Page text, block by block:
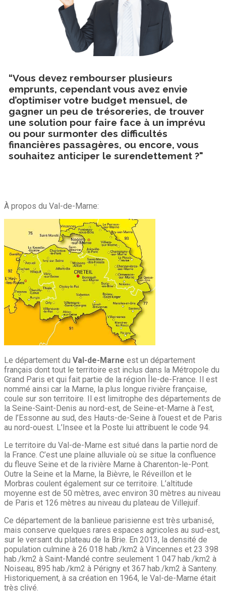
“Vous devez rembourser plusieurs
emprunts, cependant vous avez envie
d’optimiser votre budget mensuel, de
gagner un peu de trésoreries, de trouver
une solution pour faire face à un imprévu
ou pour surmonter des difficultés
financières passagères, ou encore, vous
souhaitez anticiper le surendettement ?"
À propos du Val-de-Marne:
Le département du Val-de-Marne est un département
français dont tout le territoire est inclus dans la Métropole du
Grand Paris et qui fait partie de la région Île-de-France. Il est
nommé ainsi car la Marne, la plus longue rivière française,
coule sur son territoire. Il est limitrophe des départements de
la Seine-Saint-Denis au nord-est, de Seine-et-Marne à l’est,
de l’Essonne au sud, des Hauts-de-Seine à l’ouest et de Paris
au nord-ouest. L’Insee et la Poste lui attribuent le code 94.
Le territoire du Val-de-Marne est situé dans la partie nord de
la France. C’est une plaine alluviale où se situe la confluence
du fleuve Seine et de la rivière Marne à Charenton-le-Pont.
Outre la Seine et la Marne, la Bièvre, le Réveillon et le
Morbras coulent également sur ce territoire. L’altitude
moyenne est de 50 mètres, avec environ 30 mètres au niveau
de Paris et 126 mètres au niveau du plateau de Villejuif.
Ce département de la banlieue parisienne est très urbanisé,
mais conserve quelques rares espaces agricoles au sud-est,
sur le versant du plateau de la Brie. En 2013, la densité de
population culmine à 26 018 hab./km2 à Vincennes et 23 398
hab./km2 à Saint-Mandé contre seulement 1 047 hab./km2 à
Noiseau, 895 hab./km2 à Périgny et 367 hab./km2 à Santeny.
Historiquement, à sa création en 1964, le Val-de-Marne était
très clivé.